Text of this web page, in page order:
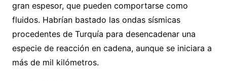
gran espesor, que pueden comportarse como
fluidos. Habrían bastado las ondas sísmicas
procedentes de Turquía para desencadenar una
especie de reacción en cadena, aunque se iniciara a
más de mil kilómetros.